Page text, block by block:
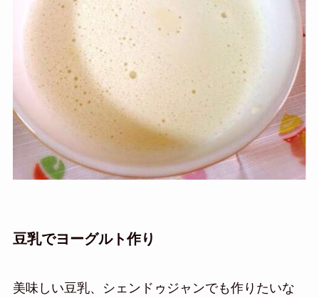
豆乳でヨーグルト作り
美味しい豆乳、シェンドゥジャンでも作りたいな